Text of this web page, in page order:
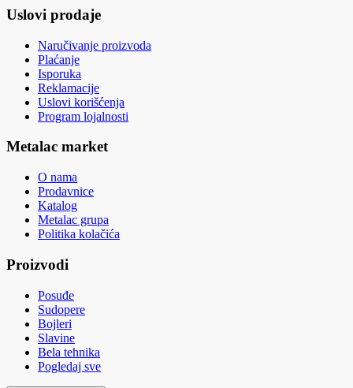
Uslovi prodaje
Naručivanje proizvoda
Plaćanje
Isporuka
Reklamacije
Uslovi korišćenja
Program lojalnosti
Metalac market
O nama
Prodavnice
Katalog
Metalac grupa
Politika kolačića
Proizvodi
Posuđe
Sudopere
Bojleri
Slavine
Bela tehnika
Pogledaj sve